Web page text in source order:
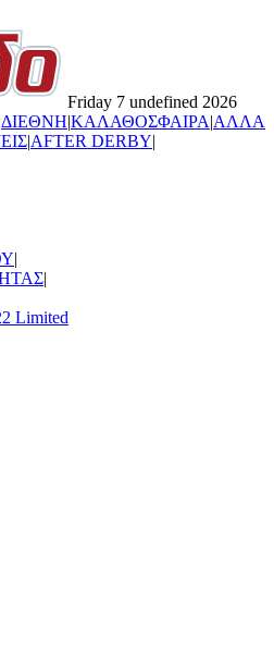
Friday 7 undefined 2026
ΔΙΕΘΝΗ|ΚΑΛΑΘΟΣΦΑΙΡΑ|ΑΛΛΑ
|AFTER DERBY|
|
|
Limited